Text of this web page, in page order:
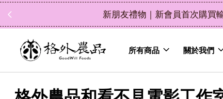
買輸入折扣碼 NEWFRIEND100，消費滿 $1200 現折
所有商品 關於我們